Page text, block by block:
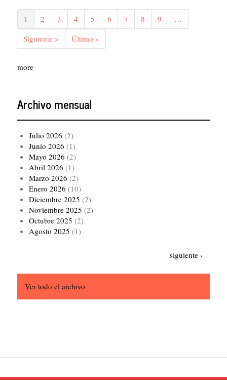
Paginación
Página
actual
1 Página
2 Página
3 Página
4 Página
5 Página
6 Página
7 Página
8 Página
9
…
Siguiente
página
Siguiente >
Última
página
Último »
more
Archivo mensual
Julio 2026 (2)
Junio 2026 (1)
Mayo 2026 (2)
Abril 2026 (1)
Marzo 2026 (2)
Enero 2026 (10)
Diciembre 2025 (2)
Noviembre 2025 (2)
Octubre 2025 (2)
Agosto 2025 (1)
Siguiente
siguiente ›
Ver todo el archivo